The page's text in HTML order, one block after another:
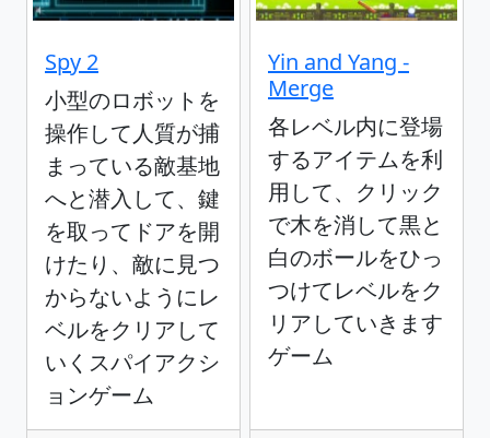
Spy 2
小型のロボットを
操作して人質が捕
まっている敵基地
へと潜入して、鍵
を取ってドアを開
けたり、敵に見つ
からないようにレ
ベルをクリアして
いくスパイアクシ
ョンゲーム
Yin and Yang -
Merge
各レベル内に登場
するアイテムを利
用して、クリック
で木を消して黒と
白のボールをひっ
つけてレベルをク
リアしていきます
ゲーム